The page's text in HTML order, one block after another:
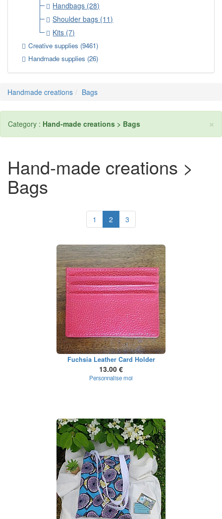
Handbags (28)
Shoulder bags (11)
Kits (7)
Creative supplies (9461)
Handmade supplies (26)
Handmade creations Bags
×
Category : Hand-made creations > Bags
Hand-made creations >
Bags
1 2 3
Fuchsia Leather Card Holder
13.00 €
Personnalise moi